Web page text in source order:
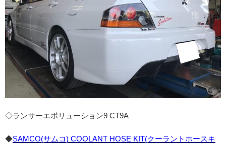
◇ランサーエボリューション9 CT9A
◆SAMCO(サムコ) COOLANT HOSE KIT(クーラントホースキ